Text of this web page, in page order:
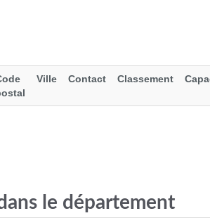
Voir le produit
Ville Contact Classement
le département